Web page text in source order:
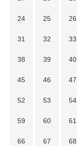
24 25 26
31 32 33
38 39 40
45 46 47
52 53 54
59 60 61
66 67 68